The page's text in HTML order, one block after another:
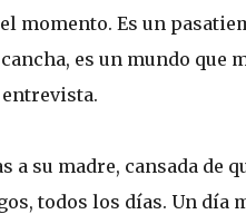
momento. Es un
es un mundo que
a su madre, cansada de
todos los días. Un día